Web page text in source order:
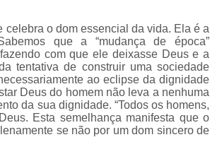
celebra o dom essencial da vida. Ela é a
que a “mudança de época”
com que ele deixasse Deus e a
tentativa de construir uma sociedade
ao eclipse da dignidade
Deus do homem não leva a nenhuma
da sua dignidade. “Todos os homens,
Esta semelhança manifesta que o
se não por um dom sincero de